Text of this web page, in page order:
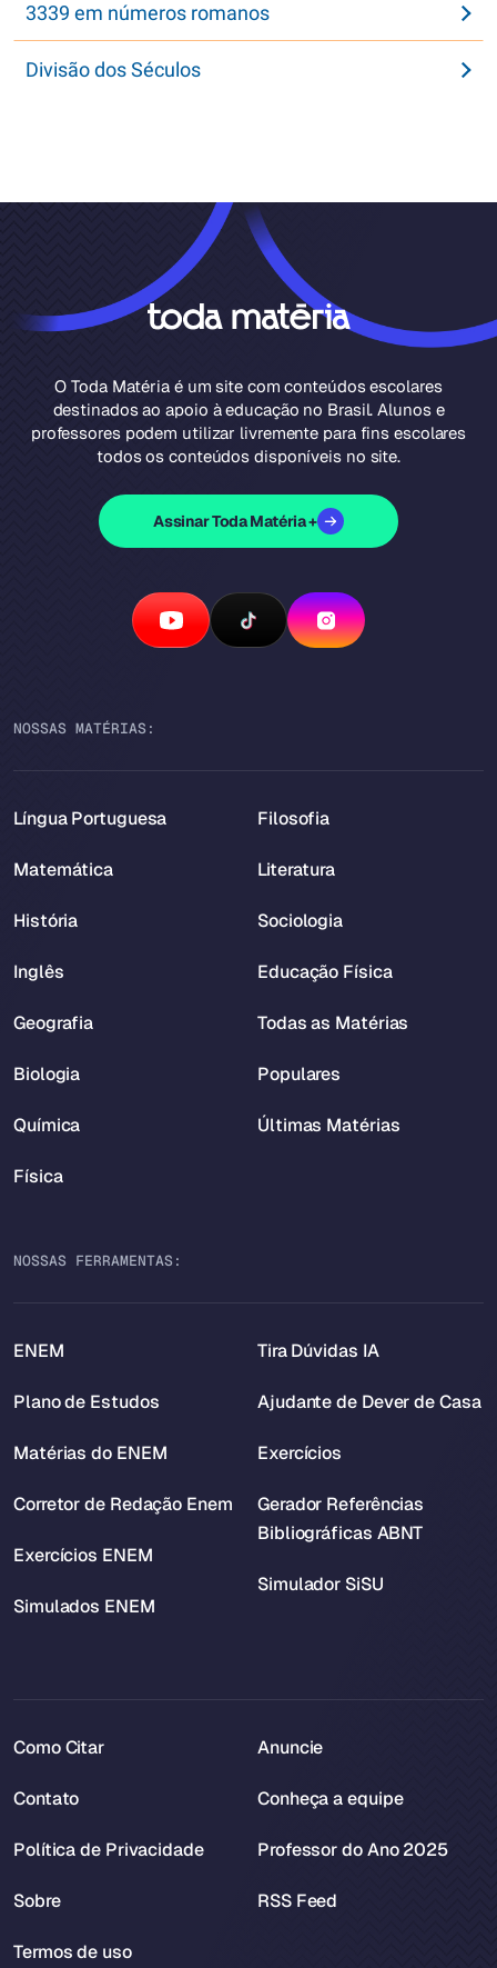
3339 em números romanos
Divisão dos Séculos
O Toda Matéria é um site com conteúdos escolares
destinados ao apoio à educação no Brasil. Alunos e
professores podem utilizar livremente para fins escolares
todos os conteúdos disponíveis no site.
Assinar Toda Matéria +
NOSSAS MATÉRIAS:
Língua Portuguesa
Matemática
História
Inglês
Geografia
Biologia
Química
Física
Filosofia
Literatura
Sociologia
Educação Física
Todas as Matérias
Populares
Últimas Matérias
NOSSAS FERRAMENTAS:
ENEM
Plano de Estudos
Matérias do ENEM
Corretor de Redação Enem
Exercícios ENEM
Simulados ENEM
Tira Dúvidas IA
Ajudante de Dever de Casa
Exercícios
Gerador Referências
Bibliográficas ABNT
Simulador SiSU
Como Citar
Contato
Política de Privacidade
Sobre
Termos de uso
Anuncie
Conheça a equipe
Professor do Ano 2025
RSS Feed